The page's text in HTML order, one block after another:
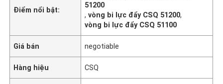
Điểm nổi bật:
51200
,vòng bi lực đẩy CSQ 51200,
vòng bi lực đẩy CSQ 51100
Giá bán negotiable
Hàng hiệu CSQ